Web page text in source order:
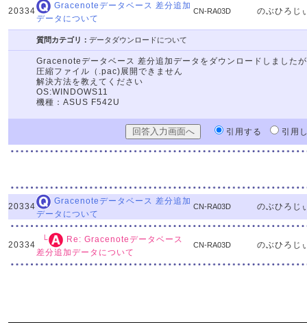
20334
Gracenoteデータベース 差分追加
データについて
CN-RA03D のぶひろじ
質問カテゴリ： データダウンロードについて
Gracenoteデータベース 差分追加データをダウンロードしましたが
圧縮ファイル（.pac)展開できません
解決方法を教えてください
OS:WINDOWS11
機種：ASUS F542U
引用する 引用
20334
Gracenoteデータベース 差分追加
データについて
CN-RA03D のぶひろじ
20334
└
Re: Gracenoteデータベース
差分追加データについて
CN-RA03D のぶひろじ